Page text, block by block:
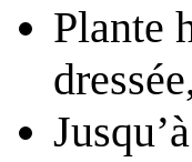
Plante